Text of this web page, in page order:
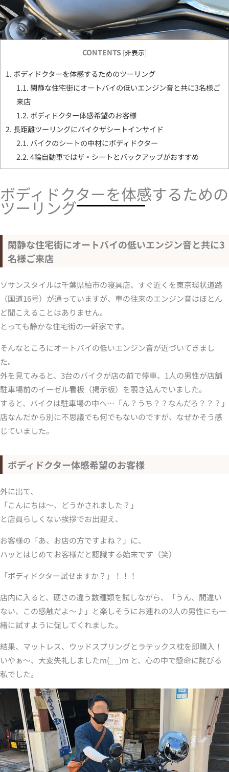
CONTENTS [非表示]
1. ボディドクターを体感するためのツーリング
1.1. 閑静な住宅街にオートバイの低いエンジン音と共に3名様ご
来店
1.2. ボディドクター体感希望のお客様
2.長距離ツーリングにバイクザシートインサイド
2.1. バイクのシートの中材にボディドクター
2.2.4輪自動車ではザ・シートとバックアップがおすすめ
ボディドクターを体感するための
ツーリング
閑静な住宅街にオートバイの低いエンジン音と共に3
名様ご来店
ソサンスタイルは千葉県柏市の寝具店、すぐ近くを東京環状道路
（国道16号）が通っていますが、車の往来のエンジン音はほとん
ど聞こえることはありません。
とっても静かな住宅街の一軒家です。
そんなところにオートバイの低いエンジン音が近づいてきまし
た。
外を見てみると、3台のバイクが店の前で停車、1人の男性が店舗
駐車場前のイーゼル看板（掲示板）を覗き込んでいました。
すると、バイクは駐車場の中へ…「ん？うち？？なんだろ？？？」
店なんだから別に不思議でも何でもないのですが、なぜかそう感
じていました。
ボディドクター体感希望のお客様
外に出て、
「こんにちは～、どうかされました？」
と店員らしくない挨拶でお出迎え、
お客様の「あ、お店の方ですよね？」に、
ハッとはじめてお客様だと認識する始末です（笑）
「ボディドクター試せますか？」！！！
店内に入ると、硬さの違う数種類を試しながら、「うん、間違い
ない、この感触だよ～♪」と楽しそうにお連れの2人の男性にも一
緒に試すように促してくれました。
結果、マットレス、ウッドスプリングとラテックス枕を即購入！
いやぁ～、大変失礼しましたm(_ _)m と、心の中で懸命に詫びる
私でした。